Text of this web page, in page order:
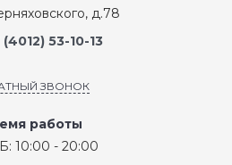
д.78
(4012) 53-10-13
ЗВОНОК
работы
10:00 - 20:00